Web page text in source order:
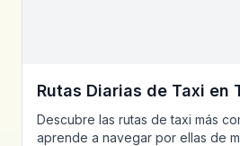
Rutas Diarias de Taxi en
Descubre las rutas de taxi más
aprende a navegar por ellas de